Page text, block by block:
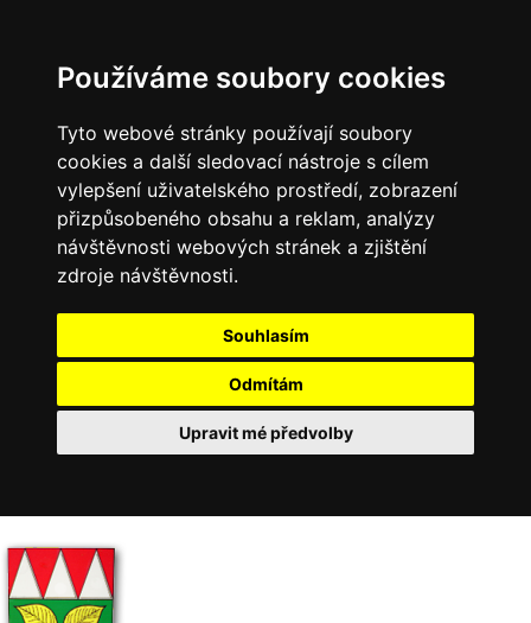
Používáme soubory cookies
Tyto webové stránky používají soubory
cookies a další sledovací nástroje s cílem
vylepšení uživatelského prostředí, zobrazení
přizpůsobeného obsahu a reklam, analýzy
návštěvnosti webových stránek a zjištění
zdroje návštěvnosti.
Souhlasím
Odmítám
Upravit mé předvolby